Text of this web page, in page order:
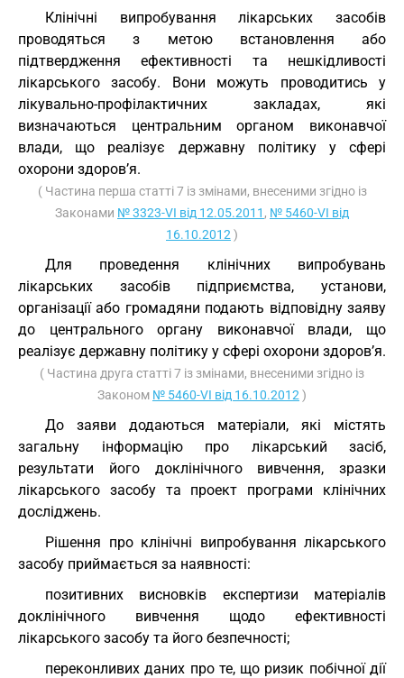
Клінічні випробування лікарських засобів
проводяться з метою встановлення або
підтвердження ефективності та нешкідливості
лікарського засобу. Вони можуть проводитись у
лікувально-профілактичних закладах, які
визначаються центральним органом виконавчої
влади, що реалізує державну політику у сфері
охорони здоров’я.
( Частина перша статті 7 із змінами, внесеними згідно із
Законами № 3323-VI від 12.05.2011 , № 5460-VI від
16.10.2012 )
Для проведення клінічних випробувань
лікарських засобів підприємства, установи,
організації або громадяни подають відповідну заяву
до центрального органу виконавчої влади, що
реалізує державну політику у сфері охорони здоров’я.
( Частина друга статті 7 із змінами, внесеними згідно із
Законом № 5460-VI від 16.10.2012 )
До заяви додаються матеріали, які містять
загальну інформацію про лікарський засіб,
результати його доклінічного вивчення, зразки
лікарського засобу та проект програми клінічних
досліджень.
Рішення про клінічні випробування лікарського
засобу приймається за наявності:
позитивних висновків експертизи матеріалів
доклінічного вивчення щодо ефективності
лікарського засобу та його безпечності;
переконливих даних про те, що ризик побічної дії